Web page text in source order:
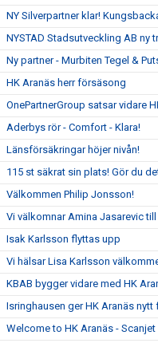
NY Silverpartner klar!
NYSTAD Stadsutveckling AB ny
Ny partner - Murbiten Tegel &
HK Aranäs herr försäsong
OnePartnerGroup satsar vidare
Aderbys rör - Comfort - Klara!
Länsförsäkringar höjer nivån!
115 st säkrat sin plats! Gör du
Välkommen Philip Jonsson!
Vi välkomnar Amina Jasarevic
Isak Karlsson flyttas upp
Vi hälsar Lisa Karlsson
KBAB bygger vidare med HK
Isringhausen ger HK Aranäs nytt
Welcome to HK Aranäs -